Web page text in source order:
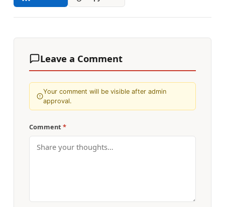
Leave a Comment
Your comment will be visible after admin
approval.
Comment *